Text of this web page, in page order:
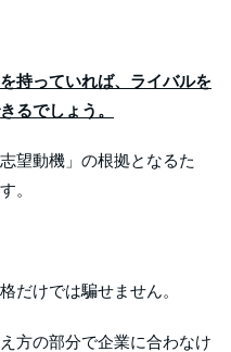
持っていれば、ライバルを
るでしょう。
望動機」の根拠となるた
。
だけでは騙せません。
方の部分で企業に合わなけ